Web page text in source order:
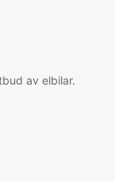
av elbilar.